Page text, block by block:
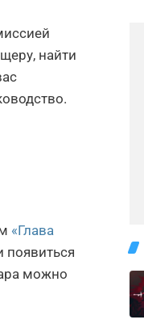
найти
«Глава
появиться
можно